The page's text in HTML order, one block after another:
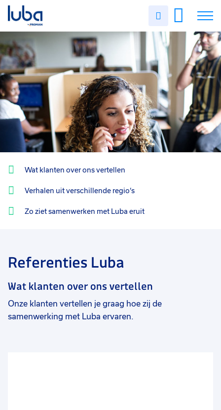
Uren
Vacatures
Over ons
Voor werkgevers
Contact
Wat klanten over ons vertellen
Verhalen uit verschillende regio’s
Zo ziet samenwerken met Luba eruit
Referenties Luba
Wat klanten over ons vertellen
Onze klanten vertellen je graag hoe zij de
samenwerking met Luba ervaren.